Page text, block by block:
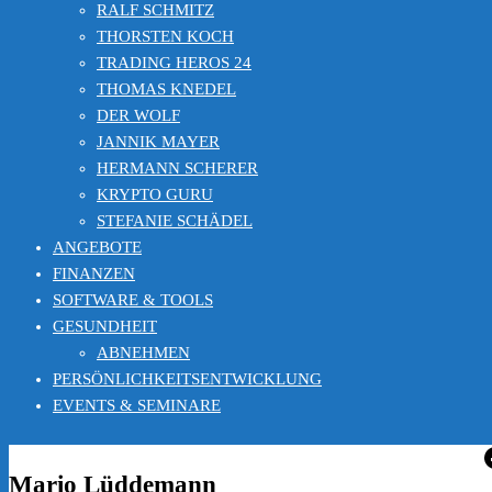
RALF SCHMITZ
THORSTEN KOCH
TRADING HEROS 24
THOMAS KNEDEL
DER WOLF
JANNIK MAYER
HERMANN SCHERER
KRYPTO GURU
STEFANIE SCHÄDEL
ANGEBOTE
FINANZEN
SOFTWARE & TOOLS
GESUNDHEIT
ABNEHMEN
PERSÖNLICHKEITSENTWICKLUNG
EVENTS & SEMINARE
Mario Lüddemann